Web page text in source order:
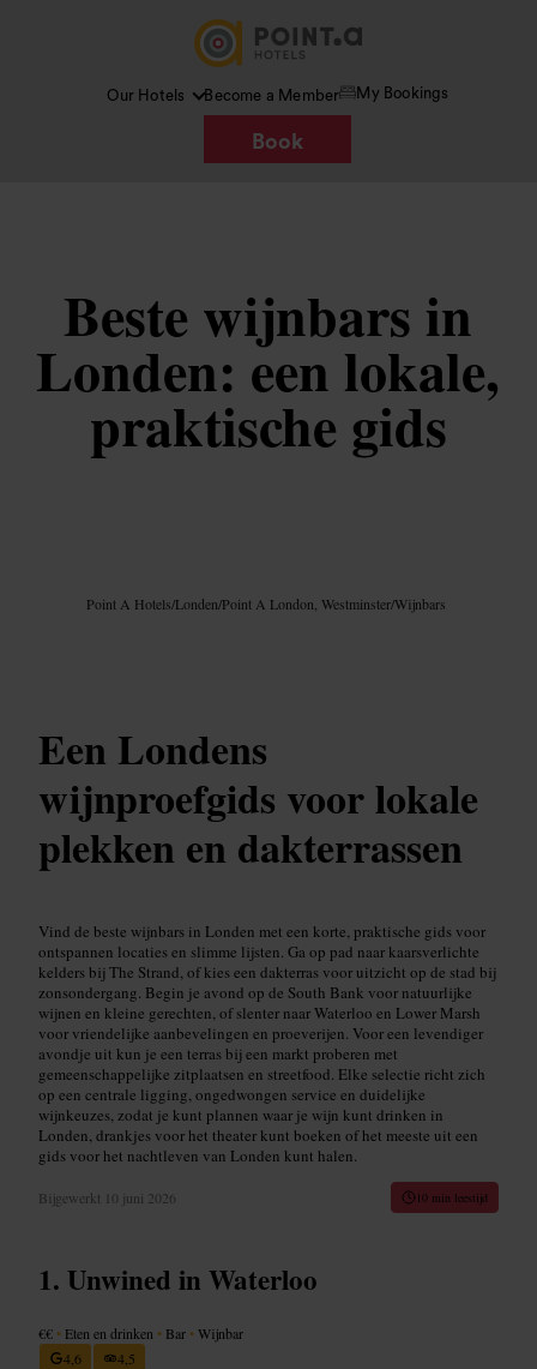
Our Hotels Become a Member My Bookings
Book
Beste wijnbars in
Londen: een lokale,
praktische gids
Point A Hotels/Londen/Point A London, Westminster/Wijnbars
Een Londens
wijnproefgids voor lokale
plekken en dakterrassen
Vind de beste wijnbars in Londen met een korte, praktische gids voor
ontspannen locaties en slimme lijsten. Ga op pad naar kaarsverlichte
kelders bij The Strand, of kies een dakterras voor uitzicht op de stad bij
zonsondergang. Begin je avond op de South Bank voor natuurlijke
wijnen en kleine gerechten, of slenter naar Waterloo en Lower Marsh
voor vriendelijke aanbevelingen en proeverijen. Voor een levendiger
avondje uit kun je een terras bij een markt proberen met
gemeenschappelijke zitplaatsen en streetfood. Elke selectie richt zich
op een centrale ligging, ongedwongen service en duidelijke
wijnkeuzes, zodat je kunt plannen waar je wijn kunt drinken in
Londen, drankjes voor het theater kunt boeken of het meeste uit een
gids voor het nachtleven van Londen kunt halen.
Bijgewerkt 10 juni 2026 10 min leestijd
Unwined in Waterloo
€€ • Eten en drinken • Bar •Wijnbar
4,6
4,5